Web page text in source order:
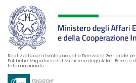
Realizzato con il sostegno della Direzione Generale
Politiche Migratorie del Ministero degli Affari Esteri e
Internazionale